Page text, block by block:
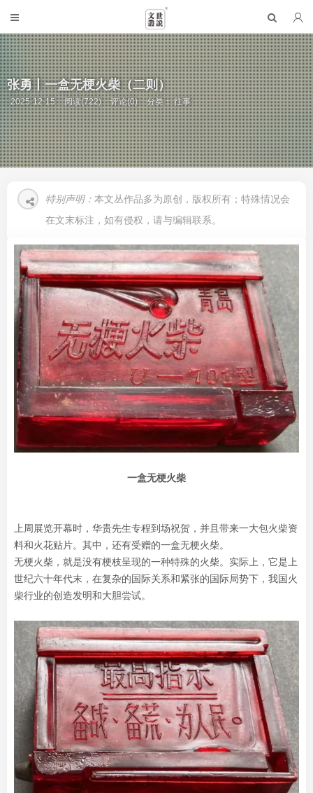
张勇丨一盒无梗火柴（二则）
2025-12-15 阅读(722) 评论(0) 分类：往事
特别声明： 本文丛作品多为原创，版权所有；特殊情况会
在文末标注，如有侵权，请与编辑联系。
一盒无梗火柴
上周展览开幕时，华贵先生专程到场祝贺，并且带来一大包火柴资
料和火花贴片。其中，还有受赠的一盒无梗火柴。
无梗火柴，就是没有梗枝呈现的一种特殊的火柴。实际上，它是上
世纪六十年代末，在复杂的国际关系和紧张的国际局势下，我国火
柴行业的创造发明和大胆尝试。